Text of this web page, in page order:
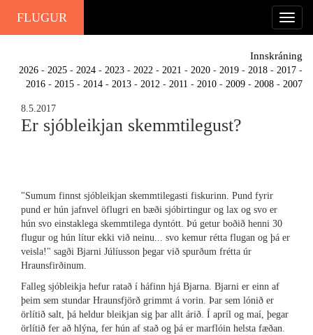
FLUGUR
Innskráning
2026 - 2025 - 2024 - 2023 - 2022 - 2021 - 2020 - 2019 - 2018 - 2017 -
2016 - 2015 - 2014 - 2013 - 2012 - 2011 - 2010 - 2009 - 2008 - 2007
8.5.2017
Er sjóbleikjan skemmtilegust?
"Sumum finnst sjóbleikjan skemmtilegasti fiskurinn. Pund fyrir
pund er hún jafnvel öflugri en bæði sjóbirtingur og lax og svo er
hún svo einstaklega skemmtilega dyntótt. Þú getur boðið henni 30
flugur og hún lítur ekki við neinu... svo kemur rétta flugan og þá er
veisla!" sagði Bjarni Júlíusson þegar við spurðum frétta úr
Hraunsfirðinum.
Falleg sjóbleikja hefur ratað í háfinn hjá Bjarna. Bjarni er einn af
þeim sem stundar Hraunsfjörð grimmt á vorin. Þar sem lónið er
örlítið salt, þá heldur bleikjan sig þar allt árið. Í apríl og maí, þegar
örlítið fer að hlýna, fer hún af stað og þá er marflóin helsta fæðan.